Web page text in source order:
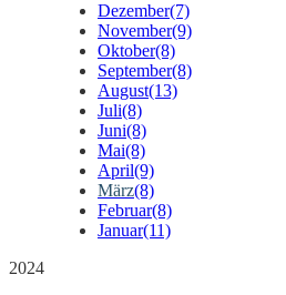
Dezember(7)
November(9)
Oktober(8)
September(8)
August(13)
Juli(8)
Juni(8)
Mai(8)
April(9)
März(8)
Februar(8)
Januar(11)
2024